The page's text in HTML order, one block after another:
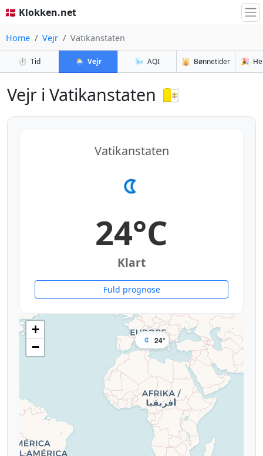
🇩🇰 Klokken.net
Home Vejr Vatikanstaten
⏱️ Tid 🌦️ Vejr 🌬️ AQI 🕌 Bønnetider 🎉
Vejr i Vatikanstaten 🇻🇦
Vatikanstaten
24°C
Klart
Fuld prognose
24°
+
−